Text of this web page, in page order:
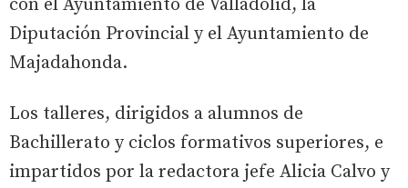
con el Ayuntamiento de Valladolid, la
Diputación Provincial y el Ayuntamiento de
Majadahonda.
Los talleres, dirigidos a alumnos de
Bachillerato y ciclos formativos superiores, e
impartidos por la redactora jefe Alicia Calvo y